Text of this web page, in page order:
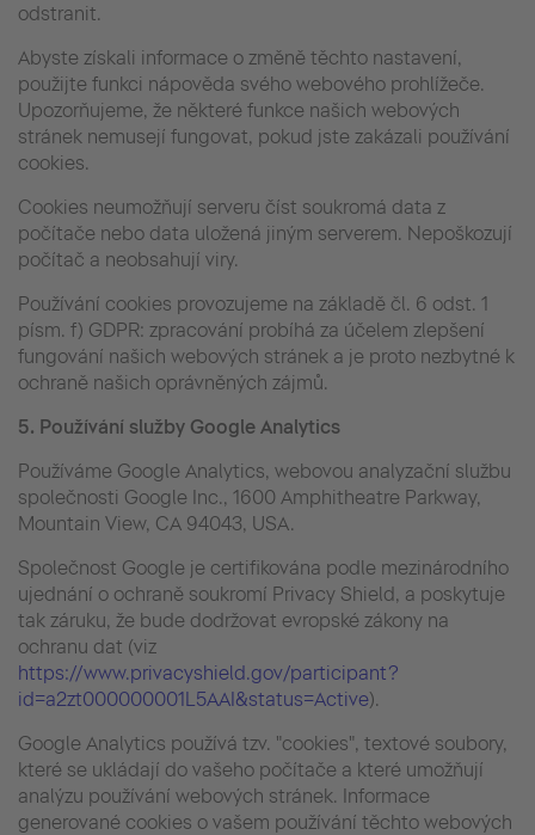
odstranit.
Abyste získali informace o změně těchto nastavení,
použijte funkci nápověda svého webového prohlížeče.
Upozorňujeme, že některé funkce našich webových
stránek nemusejí fungovat, pokud jste zakázali používání
cookies.
Cookies neumožňují serveru číst soukromá data z
počítače nebo data uložená jiným serverem. Nepoškozují
počítač a neobsahují viry.
Používání cookies provozujeme na základě čl. 6 odst. 1
písm. f) GDPR: zpracování probíhá za účelem zlepšení
fungování našich webových stránek a je proto nezbytné k
ochraně našich oprávněných zájmů.
5. Používání služby Google Analytics
Používáme Google Analytics, webovou analyzační službu
společnosti Google Inc., 1600 Amphitheatre Parkway,
Mountain View, CA 94043, USA.
Společnost Google je certifikována podle mezinárodního
ujednání o ochraně soukromí Privacy Shield, a poskytuje
tak záruku, že bude dodržovat evropské zákony na
ochranu dat (viz
https://www.privacyshield.gov/participant?
id=a2zt000000001L5AAI&status=Active).
Google Analytics používá tzv. "cookies", textové soubory,
které se ukládají do vašeho počítače a které umožňují
analýzu používání webových stránek. Informace
generované cookies o vašem používání těchto webových